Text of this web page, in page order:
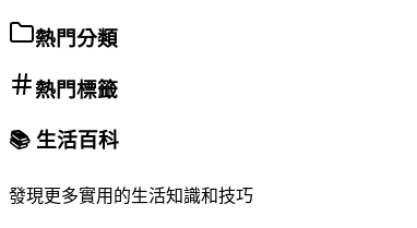
熱門分類
熱門標籤
📚 生活百科
發現更多實用的生活知識和技巧